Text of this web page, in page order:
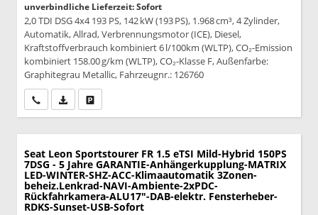
unverbindliche Lieferzeit: Sofort
2,0 TDI DSG 4x4 193 PS, 142 kW (193 PS), 1.968 cm³, 4 Zylinder,
Automatik, Allrad, Verbrennungsmotor (ICE), Diesel,
Kraftstoffverbrauch kombiniert 6 l/100km (WLTP), CO₂-Emission
kombiniert 158.00 g/km (WLTP), CO₂-Klasse F, Außenfarbe:
Graphitegrau Metallic, Fahrzeugnr.: 126760
Wir rufen Sie anPDF-Datei, Fahrzeugexposé drucken
Seat Leon Sportstourer FR 1.5 eTSI Mild-Hybrid 150PS
7DSG - 5 Jahre GARANTIE-Anhängerkupplung-MATRIX
LED-WINTER-SHZ-ACC-Klimaautomatik 3Zonen-
beheiz.Lenkrad-NAVI-Ambiente-2xPDC-
Rückfahrkamera-ALU17"-DAB-elektr. Fensterheber-
RDKS-Sunset-USB-Sofort